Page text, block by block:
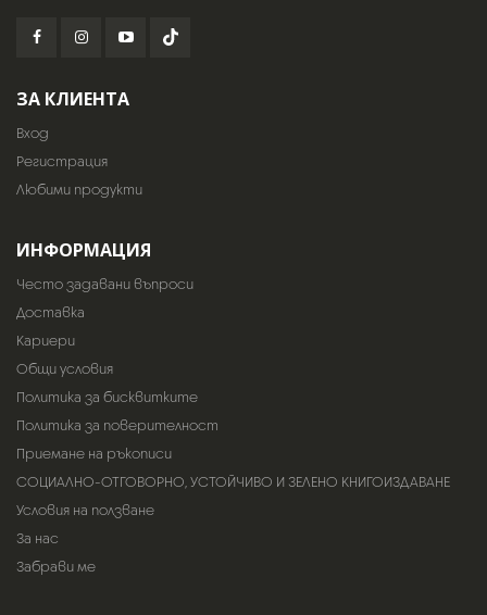
ЗА КЛИЕНТА
Вход
Регистрация
Любими продукти
ИНФОРМАЦИЯ
Често задавани въпроси
Доставка
Кариери
Общи условия
Политика за бисквитките
Политика за поверителност
Приемане на ръкописи
СОЦИАЛНО-ОТГОВОРНО, УСТОЙЧИВО И ЗЕЛЕНО КНИГОИЗДАВАНЕ
Условия на ползване
За нас
Забрави ме